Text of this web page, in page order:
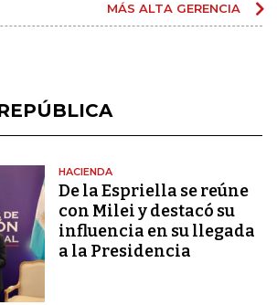
MÁS ALTA GERENCIA
HACIENDA
De la Espriella se reúne
con Milei y destacó su
influencia en su llegada
a la Presidencia